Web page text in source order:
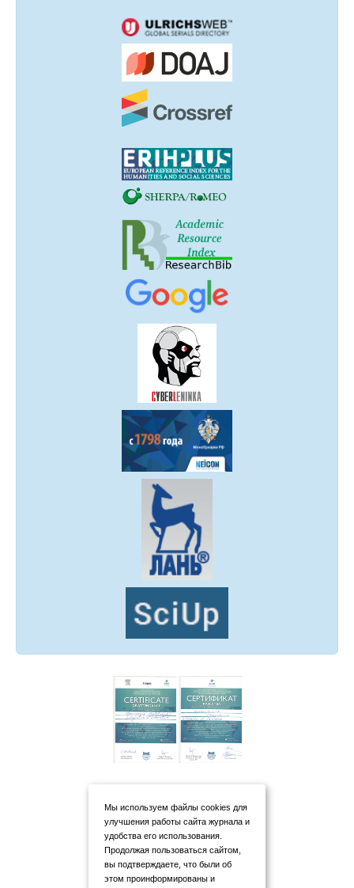
Мы используем файлы cookies для
улучшения работы сайта журнала и
удобства его использования.
Продолжая пользоваться сайтом,
вы подтверждаете, что были об
этом проинформированы и